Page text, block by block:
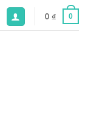
0 ₫ 0